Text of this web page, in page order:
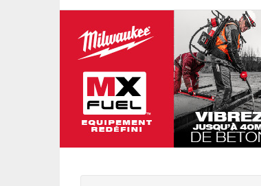
VIDÉOS
Vous êtes ici